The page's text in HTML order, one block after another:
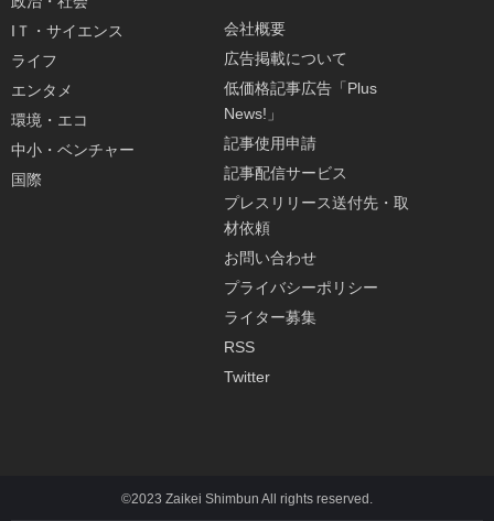
IＴ・サイエンス
ライフ
エンタメ
環境・エコ
中小・ベンチャー
国際
会社概要
広告掲載について
低価格記事広告「Plus
News!」
記事使用申請
記事配信サービス
プレスリリース送付先・取
材依頼
お問い合わせ
プライバシーポリシー
ライター募集
RSS
Twitter
©2023 Zaikei Shimbun All rights reserved.